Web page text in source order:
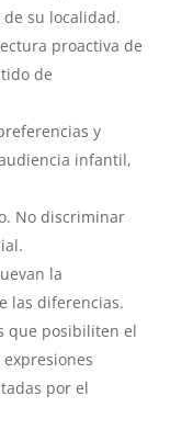
su localidad.
proactiva de
de
y
infantil,
No discriminar
la
las diferencias.
que posibiliten el
por el